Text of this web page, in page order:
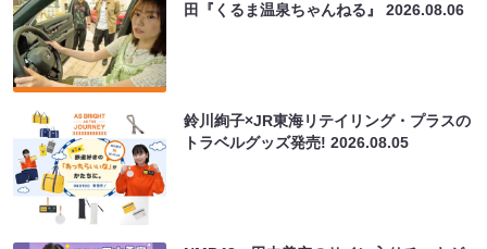
田『くるま温泉ちゃんねる』2026.08.06
鈴川絢子×JR東海リテイリング・プラスの
トラベルグッズ発売!2026.08.05